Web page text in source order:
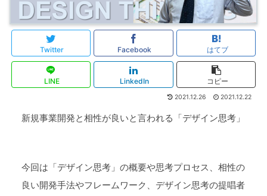
Twitter Facebook はてブ
LINE LinkedIn コピー
2021.12.26 2021.12.22
新規事業開発と相性が良いと言われる「デザイン思考」
今回は「デザイン思考」の概要や思考プロセス、相性の
良い開発手法やフレームワーク、デザイン思考の提唱者